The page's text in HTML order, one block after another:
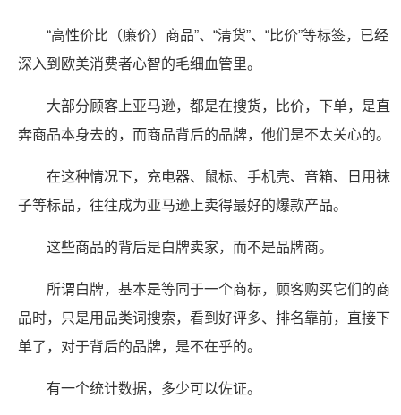
“高性价比（廉价）商品”、“清货”、“比价”等标签，已经
深入到欧美消费者心智的毛细血管里。
大部分顾客上亚马逊，都是在搜货，比价，下单，是直
奔商品本身去的，而商品背后的品牌，他们是不太关心的。
在这种情况下，充电器、鼠标、手机壳、音箱、日用袜
子等标品，往往成为亚马逊上卖得最好的爆款产品。
这些商品的背后是白牌卖家，而不是品牌商。
所谓白牌，基本是等同于一个商标，顾客购买它们的商
品时，只是用品类词搜索，看到好评多、排名靠前，直接下
单了，对于背后的品牌，是不在乎的。
有一个统计数据，多少可以佐证。